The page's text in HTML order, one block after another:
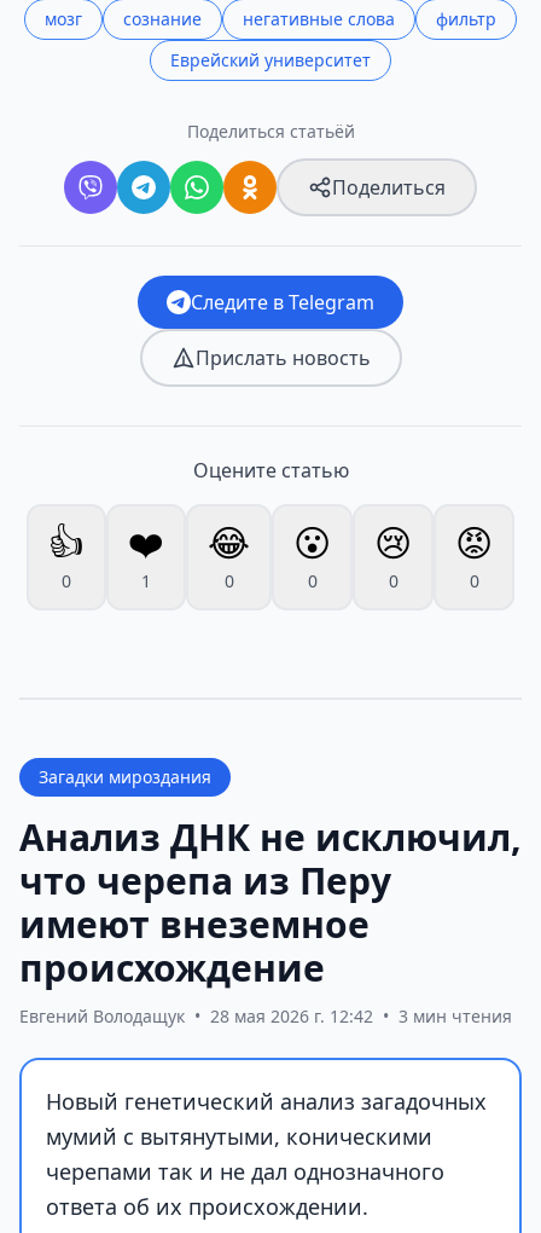
мозг сознание негативные слова
фильтр
Еврейский университет
Поделиться статьёй
Поделиться
Следите в Telegram
Прислать новость
Оцените статью
👍
0
❤️
1
😂
0
😮
0
😢
0
😡
0
Загадки мироздания
Анализ ДНК не исключил,
что черепа из Перу
имеют внеземное
происхождение
Евгений Володащук • 28 мая 2026 г. 12:42 • 3 мин чтения
Новый генетический анализ загадочных
мумий с вытянутыми, коническими
черепами так и не дал однозначного
ответа об их происхождении.